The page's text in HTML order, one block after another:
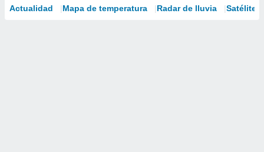
Actualidad Mapa de temperatura Radar de lluvia Satélites